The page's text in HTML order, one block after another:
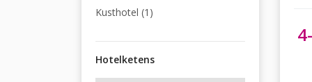
Kusthotel (1)
Hotelketens